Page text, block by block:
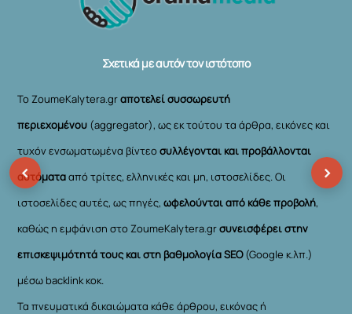
Σχετικά με αυτόν τον ιστότοπο
Το ZoumeKalytera.grαποτελεί συσσωρευτή
περιεχομένου (aggregator), ως εκ τούτου τα άρθρα, εικόνες και
τυχόν ενσωματωμένα βίντεοσυλλέγονται και προβάλλονται
αυτόματααπό τρίτες, ελληνικές και μη, ιστοσελίδες. Οι
ιστοσελίδες αυτές, ως πηγές,ωφελούνται από κάθε προβολή,
καθώς η εμφάνιση στο ZoumeKalytera.grσυνεισφέρει στην
επισκεψιμότητά τους και στη βαθμολογία SEO(Google κ.λπ.)
μέσω backlink κοκ.
Τα πνευματικά δικαιώματα κάθε άρθρου, εικόνας ή
‹ ›